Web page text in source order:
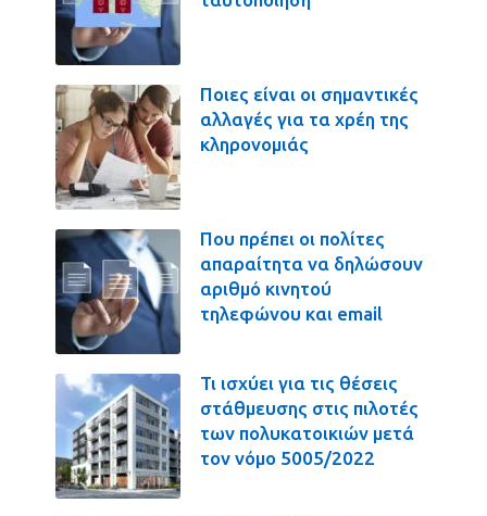
Ποιες είναι οι σημαντικές
αλλαγές για τα χρέη της
κληρονομιάς
Που πρέπει οι πολίτες
απαραίτητα να δηλώσουν
αριθμό κινητού
τηλεφώνου και email
Τι ισχύει για τις θέσεις
στάθμευσης στις πιλοτές
των πολυκατοικιών μετά
τον νόμο 5005/2022